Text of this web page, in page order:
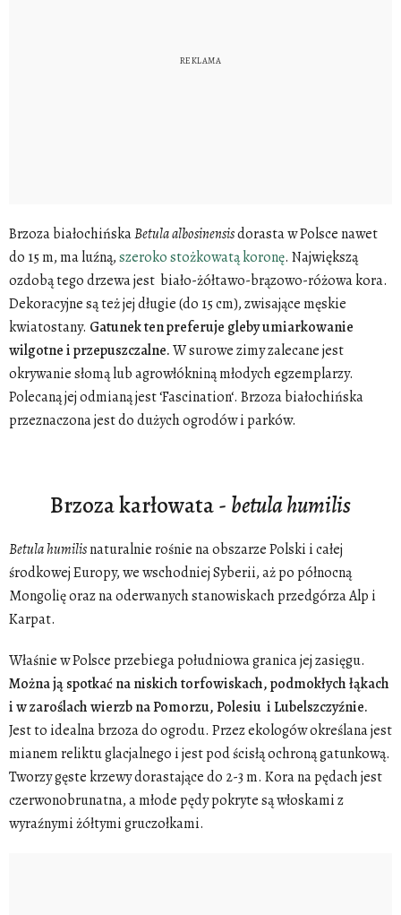
Brzoza białochińskaBetulaalbosinensisdorasta w Polsce nawet
do 15 m, ma luźną,szeroko stożkowatą koronę. Największą
ozdobą tego drzewa jest biało-żółtawo-brązowo-różowa kora.
Dekoracyjne są też jej długie (do 15 cm), zwisające męskie
kwiatostany. Gatunek ten preferuje gleby umiarkowanie
wilgotne i przepuszczalne.W surowe zimy zalecane jest
okrywanie słomą lub agrowłókniną młodych egzemplarzy.
Polecaną jej odmianą jest ‘Fascination‘. Brzoza białochińska
przeznaczona jest do dużych ogrodów i parków.
Brzoza karłowata - betula humilis
Betulahumilisnaturalnie rośnie na obszarze Polski i całej
środkowej Europy, we wschodniej Syberii, aż po północną
Mongolię oraz na oderwanych stanowiskach przedgórza Alp i
Karpat.
Właśnie w Polsce przebiega południowa granica jej zasięgu.
Można ją spotkać na niskich torfowiskach, podmokłych łąkach
i w zaroślach wierzb na Pomorzu, Polesiu i Lubelszczyźnie.
Jest to idealna brzoza do ogrodu. Przez ekologów określana jest
mianem reliktu glacjalnego i jest pod ścisłą ochroną gatunkową.
Tworzy gęste krzewy dorastające do 2-3 m. Kora na pędach jest
czerwonobrunatna, a młode pędy pokryte są włoskami z
wyraźnymi żółtymi gruczołkami.